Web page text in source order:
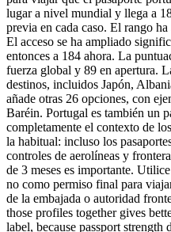
lugar a nivel mundial y llega a
previa en cada caso. El rango
El acceso se ha ampliado
entonces a 184 ahora. La
fuerza global y 89 en apertura.
destinos, incluidos Japón,
añade otras 26 opciones, con
Baréin. Portugal es también un
completamente el contexto de
la habitual: incluso los
controles de aerolíneas y
de 3 meses es importante.
no como permiso final para
de la embajada o autoridad
those profiles together gives
label, because passport